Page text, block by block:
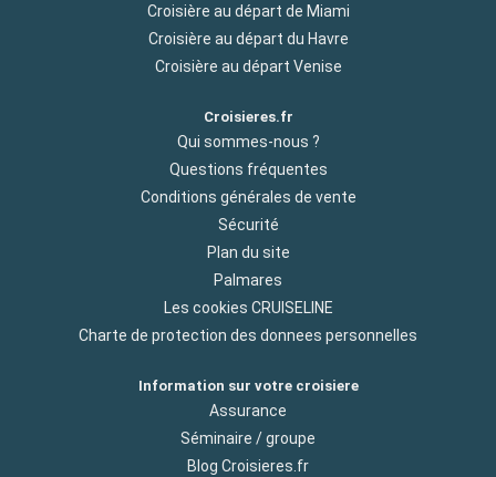
Croisière au départ de Miami
Croisière au départ du Havre
Croisière au départ Venise
Croisieres.fr
Qui sommes-nous ?
Questions fréquentes
Conditions générales de vente
Sécurité
Plan du site
Palmares
Les cookies CRUISELINE
Charte de protection des donnees personnelles
Information sur votre croisiere
Assurance
Séminaire / groupe
Blog Croisieres.fr